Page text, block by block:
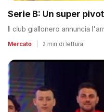
Serie B: Un super
Il club giallonero annuncia
Mercato 2 min di lettura